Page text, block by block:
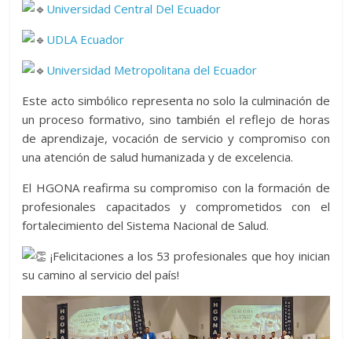
Universidad Central Del Ecuador
UDLA Ecuador
Universidad Metropolitana del Ecuador
Este acto simbólico representa no solo la culminación de
un proceso formativo, sino también el reflejo de horas
de aprendizaje, vocación de servicio y compromiso con
una atención de salud humanizada y de excelencia.
El HGONA reafirma su compromiso con la formación de
profesionales capacitados y comprometidos con el
fortalecimiento del Sistema Nacional de Salud.
¡Felicitaciones a los 53 profesionales que hoy inician
su camino al servicio del país!